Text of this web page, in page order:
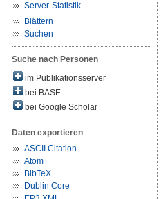
Server-Statistik
Blättern
Suchen
Suche nach Personen
im Publikationsserver
bei BASE
bei Google Scholar
Daten exportieren
ASCII Citation
Atom
BibTeX
Dublin Core